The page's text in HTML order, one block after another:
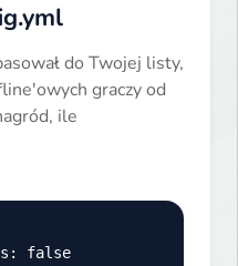
do Twojej listy,
graczy od
ile
false